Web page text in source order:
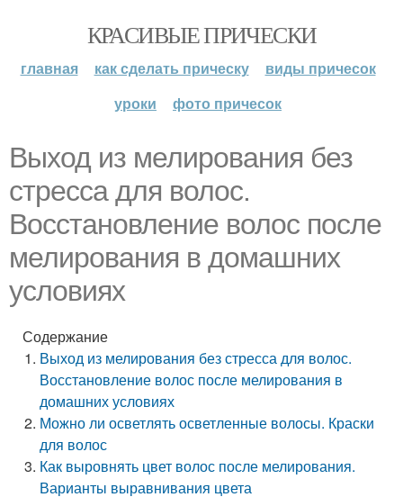
КРАСИВЫЕ ПРИЧЕСКИ
главная как сделать прическу
виды причесок
уроки
фото причесок
Выход из мелирования без
стресса для волос.
Восстановление волос после
мелирования в домашних
условиях
Содержание
Выход из мелирования без стресса для волос.
Восстановление волос после мелирования в
домашних условиях
Можно ли осветлять осветленные волосы. Краски
для волос
Как выровнять цвет волос после мелирования.
Варианты выравнивания цвета